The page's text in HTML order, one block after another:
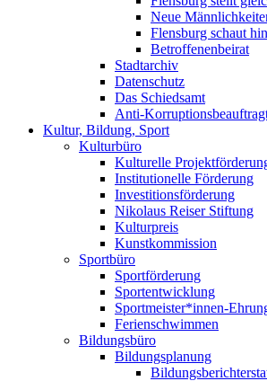
Neue
Flensburg schaut hin
Betroffenenbeirat
Stadtarchiv
Datenschutz
Das Schiedsamt
Anti-
Kultur, Bildung, Sport
Kulturbüro
Kulturelle
Institutionelle Förderung
Investitionsförderung
Nikolaus Reiser Stiftung
Kulturpreis
Kunstkommission
Sportbüro
Sportförderung
Sportentwicklung
Sportmeister*innen-
Ferienschwimmen
Bildungsbüro
Bildungsplanung